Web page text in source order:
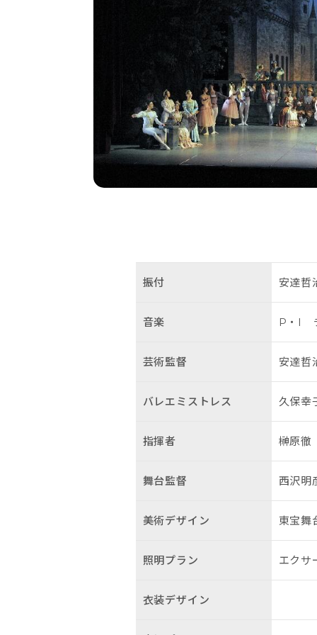
振付 安達哲
音楽 P・I
芸術監督 安達哲
バレエミストレス 久保幸
指揮者 榊原徹
舞台監督 西沢明
美術デザイン 東宝舞
照明プラン エクサ
衣装デザイン